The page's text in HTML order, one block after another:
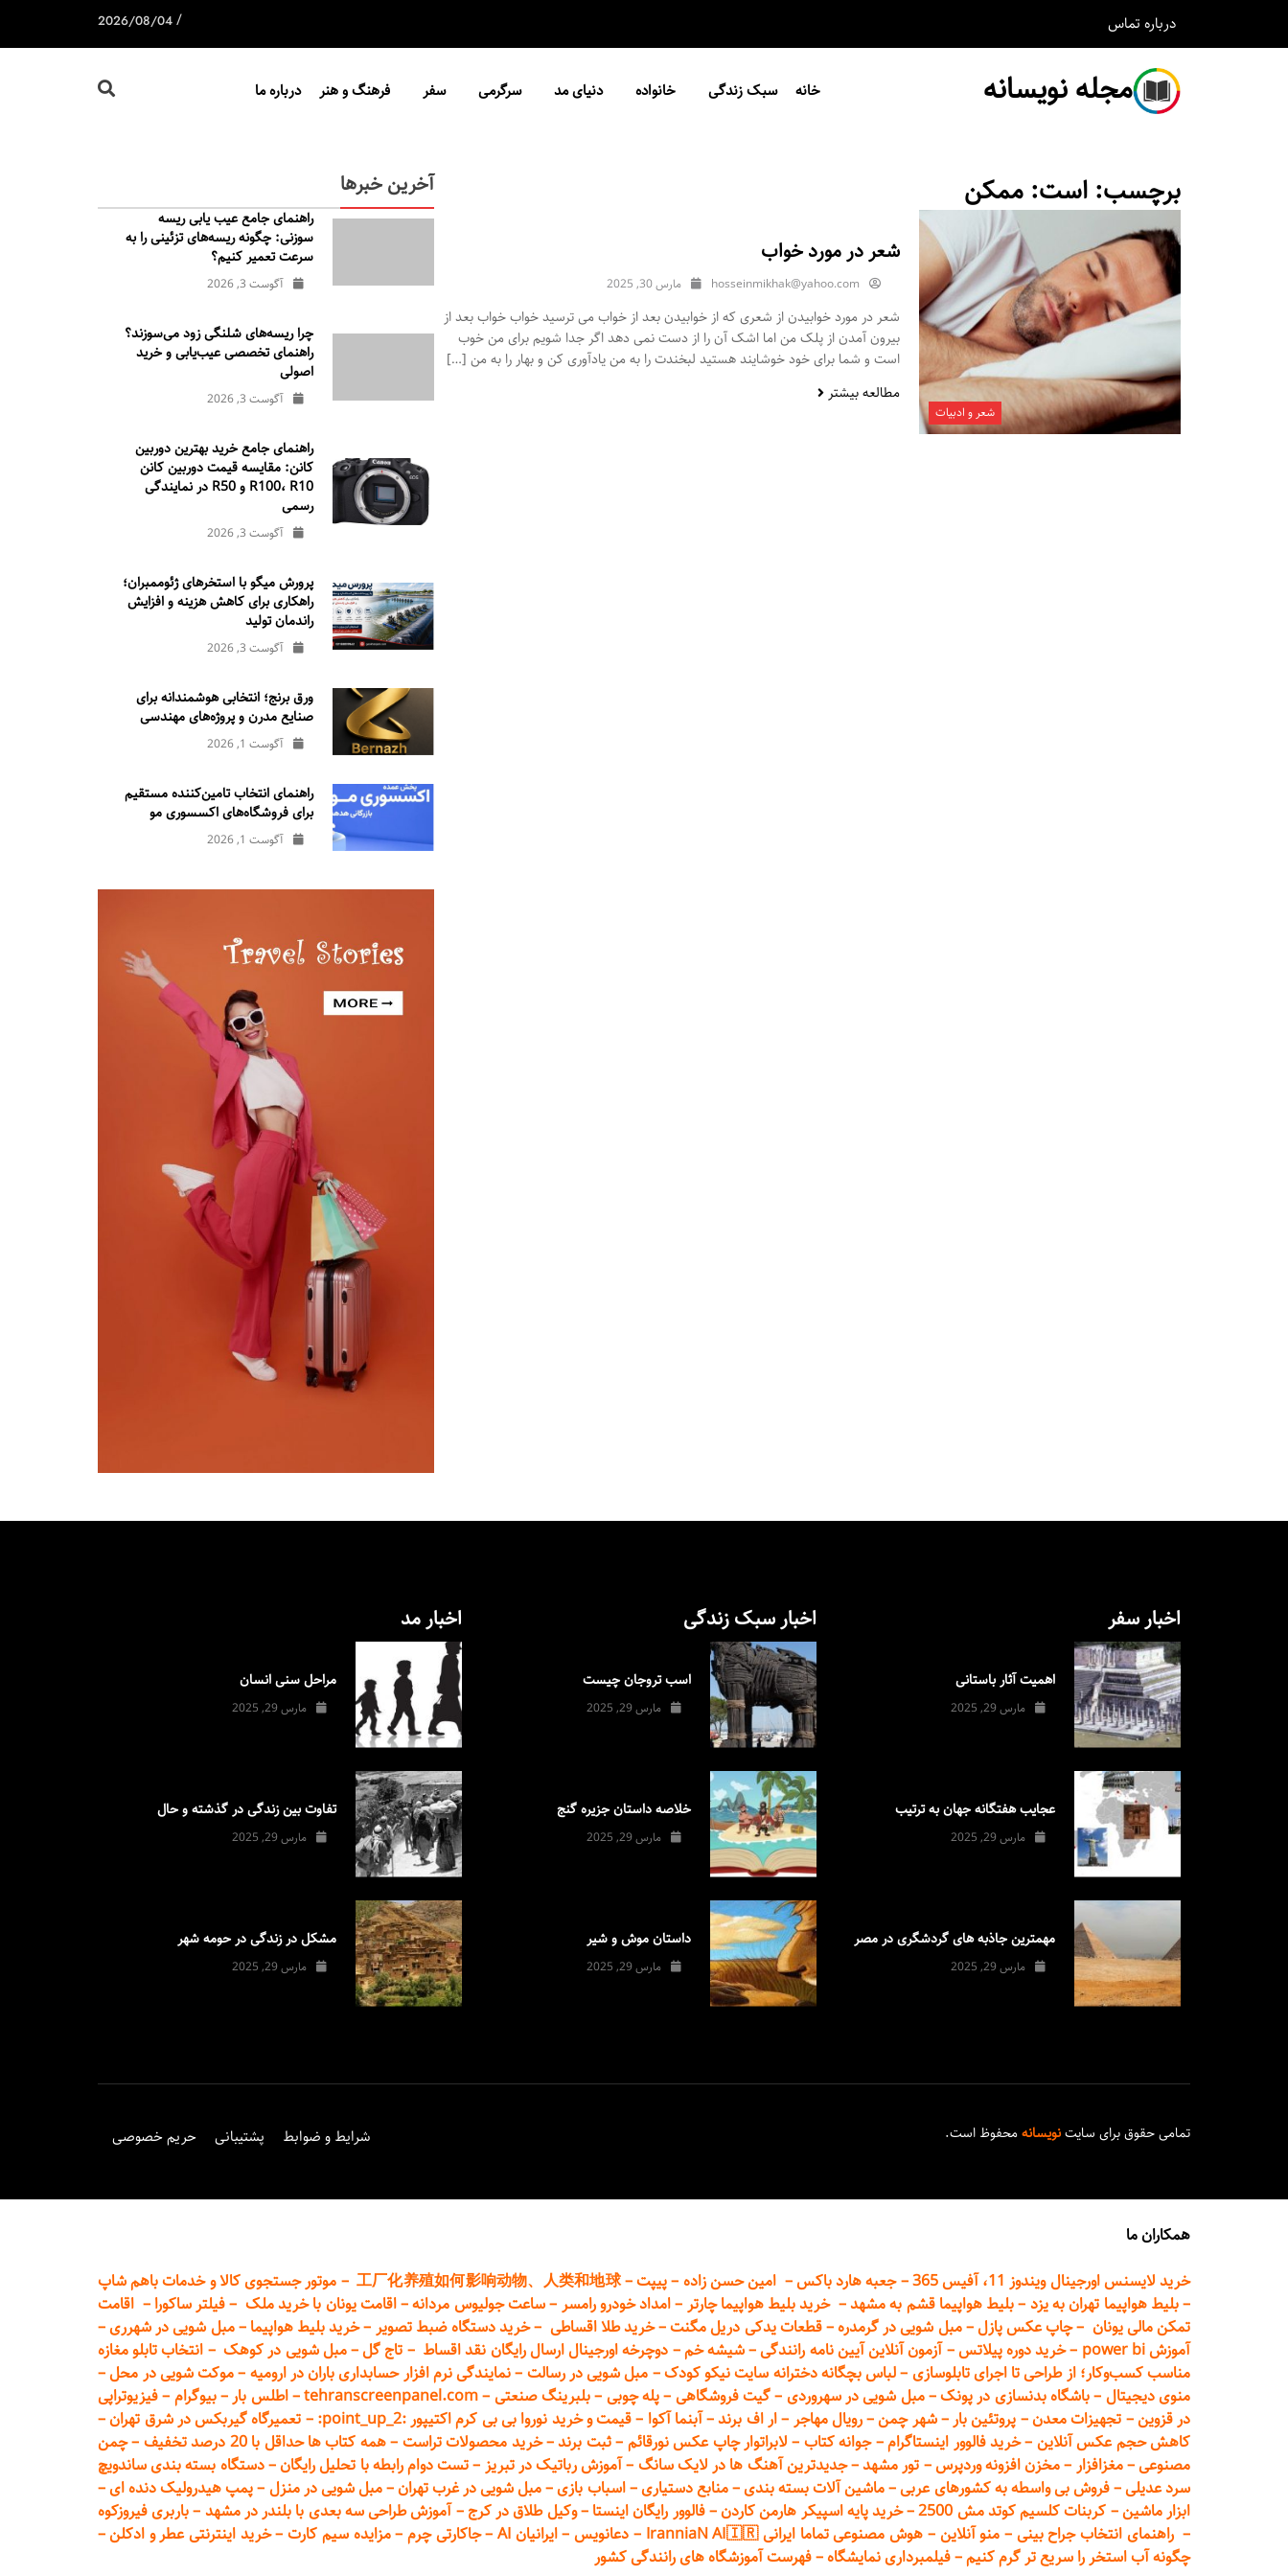
درباره تماس /
2026/08/04
مجله نویسانه خانه سبک زندگی خانواده دنیای مد سرگرمی سفر فرهنگ و هنر درباره ما
برچسب: است: ممکن
شعر و ادبیات
شعر در مورد خواب
hosseinmikhak@yahoo.com مارس 30, 2025
شعر در مورد خوابیدن از شعری که از خوابیدن بعد از خواب می ترسید خواب خواب بعد از
بیرون آمدن از پلک من اما اشک آن را از دست نمی دهد اگر جدا شویم برای من خوب
است و شما برای خود خوشایند هستید لبخندت را به من یادآوری کن و بهار را به من […]
مطالعه بیشتر
آخرین خبرها
راهنمای جامع عیب یابی ریسه
سوزنی: چگونه ریسه‌های تزئینی را به
سرعت تعمیر کنیم؟
آگوست 3, 2026
چرا ریسه‌های شلنگی زود می‌سوزند؟
راهنمای تخصصی عیب‌یابی و خرید
اصولی
آگوست 3, 2026
راهنمای جامع خرید بهترین دوربین
کانن: مقایسه قیمت دوربین کانن
R100، R10 و R50 در نمایندگی
رسمی
آگوست 3, 2026
پرورش میگو با استخرهای ژئوممبران؛
راهکاری برای کاهش هزینه و افزایش
راندمان تولید
آگوست 3, 2026
ورق برنج؛ انتخابی هوشمندانه برای
صنایع مدرن و پروژه‌های مهندسی
آگوست 1, 2026
راهنمای انتخاب تامین‌کننده مستقیم
برای فروشگاه‌های اکسسوری مو
آگوست 1, 2026
اخبار سفر
اهمیت آثار باستانی
مارس 29, 2025
عجایب هفتگانه جهان به ترتیب
مارس 29, 2025
مهمترین جاذبه های گردشگری در مصر
مارس 29, 2025
اخبار سبک زندگی
اسب تروجان چیست
مارس 29, 2025
خلاصه داستان جزیره گنج
مارس 29, 2025
داستان موش و شیر
مارس 29, 2025
اخبار مد
مراحل سنی انسان
مارس 29, 2025
تفاوت بین زندگی در گذشته و حال
مارس 29, 2025
مشکل در زندگی در حومه شهر
مارس 29, 2025
تمامی حقوق برای سایتنویسانهمحفوظ است. شرایط و ضوابط پشتیبانی حریم خصوصی
همکاران ما
خرید لایسنس اورجینال ویندوز 11، آفیس 365
–جعبه هارد باکس– امین حسن زاده –پیپت–
工厂化养殖如何影响动物、人类和地球
– موتور جستجوی کالا و خدمات باهم شاپ
–بلیط هواپیما تهرانبه یزد –بلیط هواپیما قشم به مشهد–خرید بلیط هواپیما چارتر –امداد خودرورامسر –ساعت جولیوس مردانه–اقامت یونان با خرید ملک –فیلتر ساکورا – اقامت
تمکن مالی یونان –چاپ عکس پازل–مبل شویی در گرمدره–قطعاتیدکی دریل مگنت–خرید طلا اقساطی –خرید دستگاه ضبط تصویر –خرید بلیط هواپیما –مبل شویی در شهرری–
آموزش power bi
–خرید دورهپیلاتس–آزمون آنلاین آیین نامه رانندگی–شیشه خم– دوچرخه اورجینال ارسال رایگان نقد اقساط – تاج گل–مبل شویی در کوهک– انتخاب تابلو مغازه
مناسب کسب‌وکار؛ از طراحی تا اجرای تابلوسازی –لباس بچگانه دخترانه سایت نیکو کودک– مبل شویی در رسالت –نمایندگی نرم افزار حسابداری باران در ارومیه –موکت شویی در محل–
منوی دیجیتال –باشگاه بدنسازی در پونک–مبل شویی در سهروردی –گیت فروشگاهی –پله چوبی –بلبرینگ صنعتی –
tehranscreenpanel.com
–اطلس بار –بیوگرام –فیزیوتراپی
در قزوین– تجهیزات معدن– پروتئین بار –شهر چمن–رویال مهاجر –ار اف برند–آبنما آکوا –قیمت و خرید نوروا بی بی کرم اکتیپور :point_up_2: – تعمیرگاه گیربکس در شرق تهران–
کاهش حجم عکس آنلاین –خرید فالوور اینستاگرام–جوانه کتاب – لابراتوار چاپ عکس نورقائم –ثبت برند–خرید محصولات تراست –همه کتاب ها حداقل با 20 درصد تخفیف –چمن
مصنوعی–مغزافزار –مخزن افزونه وردپرس– تور مشهد–جدیدترین آهنگ ها در لایک سانگ –آموزشرباتیک در تبریز –تست دوام رابطه با تحلیل رایگان–دستگاه بسته‌ بندی ساندویچ
سرد عدیلی–فروش بی واسطه بهکشورهای عربی–ماشین آلات بسته بندی–منابع دستیاری–اسباب بازی–مبل شویی در غرب تهران–مبل شویی در منزل –پمپ هیدرولیک دنده ای–
ابزار ماشین– کربنات کلسیم کوتد مش 2500 –خرید پایه اسپیکر هارمن کاردن–فالوور رایگان اینستا –وکیل طلاق در کرج –آموزش طراحی سه بعدی با بلندر در مشهد –باربری فیروزکوه
–راهنمای انتخاب جراح بینی – منو آنلاین – هوش مصنوعی تماما ایرانی IranniaN AI🇮🇷 – دعانویس–ایرانیان AI –جاکارتی چرم –مزایده سیم کارت–خرید اینترنتی عطر و ادکلن–
چگونه آب استخر را سریع تر گرم کنیم–فیلمبرداری نمایشگاه–فهرست آموزشگاه های رانندگی کشور